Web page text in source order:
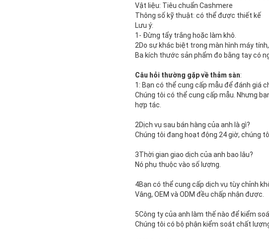
Vật liệu: Tiêu chuẩn Cashmere
Thông số kỹ thuật: có thể được thiết kế
Lưu ý:
1- Đừng tẩy trắng hoặc làm khô.
2Do sự khác biệt trong màn hình máy
Ba kích thước sản phẩm đo bằng tay có
Câu hỏi thường gặp về thảm sàn:
1: Bạn có thể cung cấp mẫu để đánh giá
Chúng tôi có thể cung cấp mẫu. Nhưng
hợp tác.
2Dịch vụ sau bán hàng của anh là gì?
Chúng tôi đang hoạt động 24 giờ, chúng
3Thời gian giao dịch của anh bao lâu?
Nó phụ thuộc vào số lượng.
4Bạn có thể cung cấp dịch vụ tùy chỉnh
Vâng, OEM và ODM đều chấp nhận được.
5Công ty của anh làm thế nào để kiểm
Chúng tôi có bộ phận kiểm soát chất